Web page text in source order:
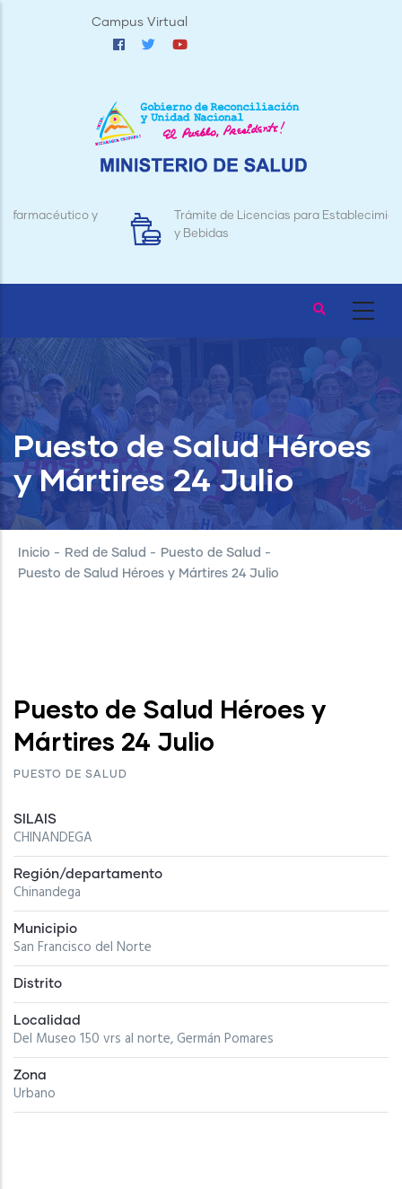
Campus Virtual
Trámite de Licencias para Establecimientos de Alimentos
Puesto de Salud Héroes
y Mártires 24 Julio
Inicio - Red de Salud - Puesto de Salud -
Puesto de Salud Héroes y Mártires 24 Julio
Puesto de Salud Héroes y
Mártires 24 Julio
PUESTO DE SALUD
SILAIS
CHINANDEGA
Región/departamento
Chinandega
Municipio
San Francisco del Norte
Distrito
Localidad
Del Museo 150 vrs al norte, Germán Pomares
Zona
Urbano